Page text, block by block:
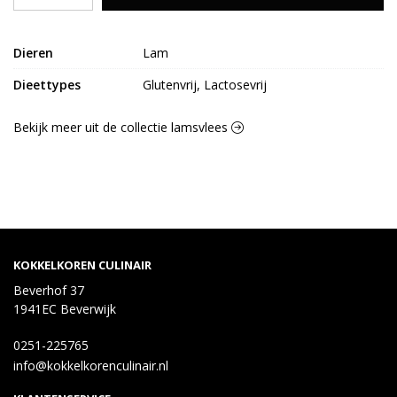
Dieren
Lam
Dieettypes
Glutenvrij, Lactosevrij
Bekijk meer uit de collectie lamsvlees
KOKKELKOREN CULINAIR
Beverhof 37
1941EC Beverwijk
0251-225765
info@kokkelkorenculinair.nl